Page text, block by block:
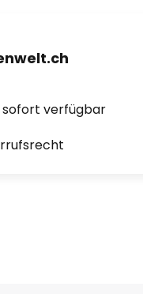
sofort verfügbar